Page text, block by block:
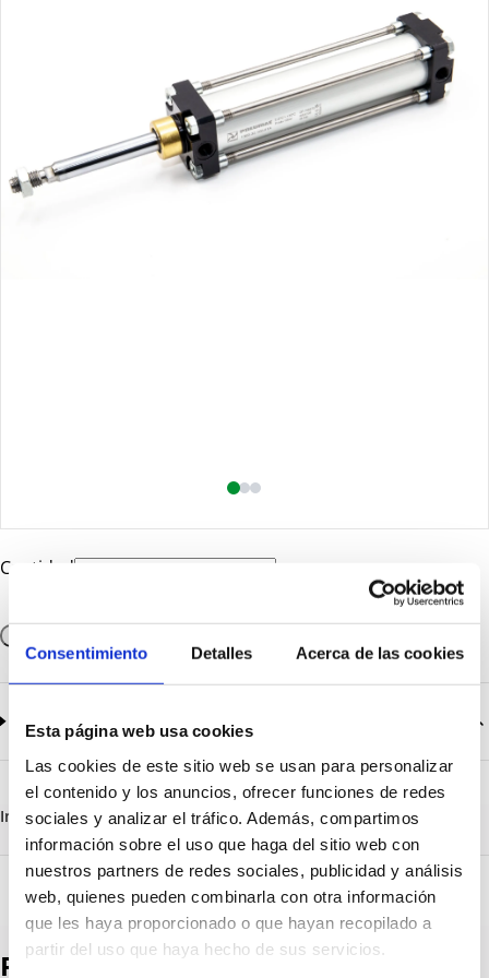
Consentimiento Detalles Acerca de las cookies
Esta página web usa cookies
Las cookies de este sitio web se usan para personalizar
el contenido y los anuncios, ofrecer funciones de redes
sociales y analizar el tráfico. Además, compartimos
información sobre el uso que haga del sitio web con
nuestros partners de redes sociales, publicidad y análisis
web, quienes pueden combinarla con otra información
que les haya proporcionado o que hayan recopilado a
partir del uso que haya hecho de sus servicios.
Cantidad
Documentación
CatalogoGeneral-EN.pdf
Descargar
Serie_1303-1308.pdf
Descargar
Información destacada Detalles técnicosVista 3D
Productos destacados